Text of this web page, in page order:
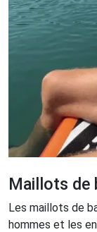
Maillots de
Les maillots de
hommes et les